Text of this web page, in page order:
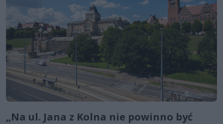
„Na ul. Jana z Kolna nie powinno być